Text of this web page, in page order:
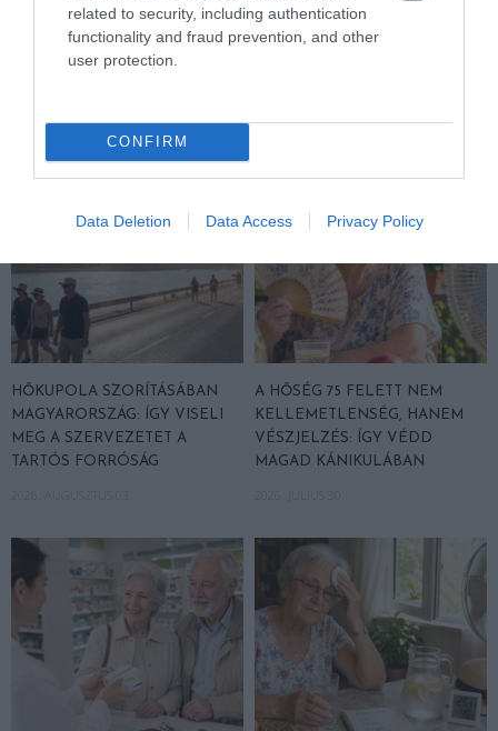
related to security, including authentication
functionality and fraud prevention, and other
user protection.
CONFIRM
Data Deletion Data Access Privacy Policy
SZERETNÉNK ÖNÁLLÓAN
MENNI A PIACRA?
2026. AUGUSZTUS 05.
INDULJ EL ELŐBB A
HŐSÉGBEN – LEHET, HOGY A
HŐKUPOLA SZORÍTÁSÁBAN
MAGYARORSZÁG: ÍGY VISELI
MEG A SZERVEZETET A
TARTÓS FORRÓSÁG
A HŐSÉG 75 FELETT NEM
KELLEMETLENSÉG, HANEM
VÉSZJELZÉS: ÍGY VÉDD
MAGAD KÁNIKULÁBAN